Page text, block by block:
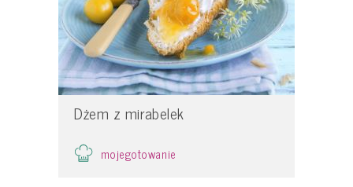
Dżem z mirabelek
mojegotowanie